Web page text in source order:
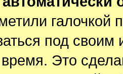
галочкой
под
Это